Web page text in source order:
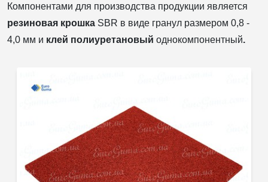
Компонентами для производства продукции является
резиновая крошка SBR в виде гранул размером 0,8 -
4,0 мм и клей полиуретановый однокомпонентный.